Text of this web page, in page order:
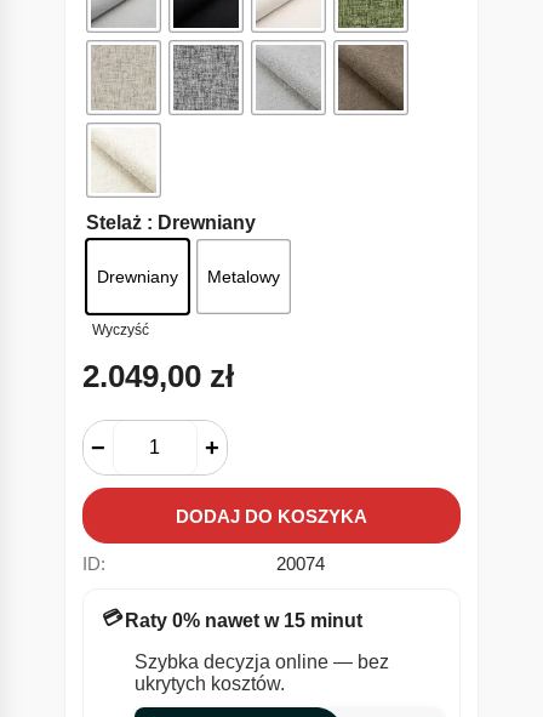
Stelaż : Drewniany
Drewniany Metalowy
Wyczyść
2.049,00 zł
− +
DODAJ DO KOSZYKA
ID: 20074
💳 Raty 0% nawet w 15 minut
Szybka decyzja online — bez
ukrytych kosztów.